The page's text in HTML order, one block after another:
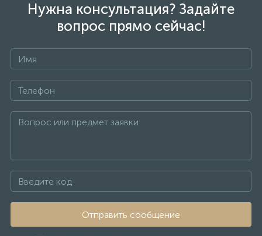
Нужна консультация? Задайте
вопрос прямо сейчас!
Отправить сообщение